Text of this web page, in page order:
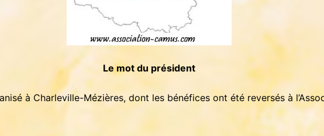
Le mot du président
à Charleville-Mézières, dont les bénéfices ont été reversés à